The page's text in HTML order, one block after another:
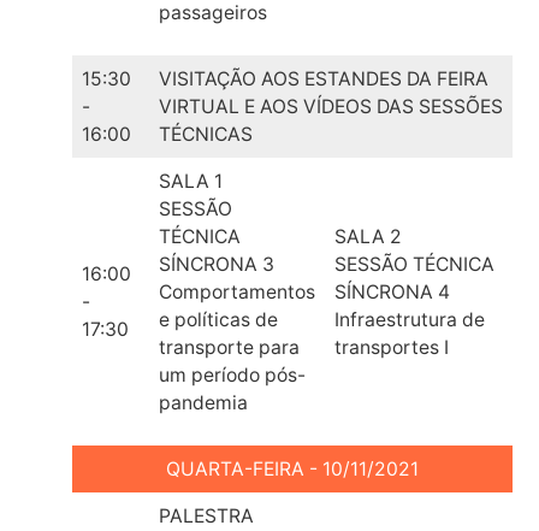
passageiros
15:30
-
16:00
VISITAÇÃO AOS ESTANDES DA FEIRA
VIRTUAL E AOS VÍDEOS DAS SESSÕES
TÉCNICAS
16:00
-
17:30
SALA 1
SESSÃO
TÉCNICA
SÍNCRONA 3
Comportamentos
e políticas de
transporte para
um período pós-
pandemia
SALA 2
SESSÃO TÉCNICA
SÍNCRONA 4
Infraestrutura de
transportes I
QUARTA-FEIRA - 10/11/2021
PALESTRA